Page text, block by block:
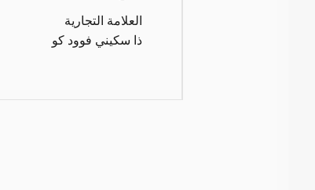
العلامة التجارية
ذا سكيني فوود كو